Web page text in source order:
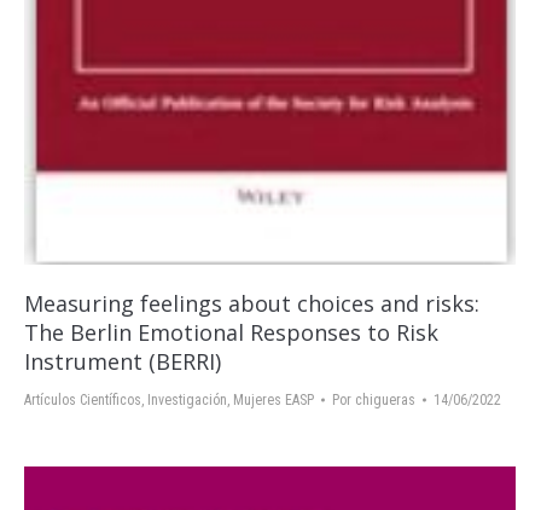
Measuring feelings about choices and risks:
The Berlin Emotional Responses to Risk
Instrument (BERRI)
Artículos Científicos, Investigación, Mujeres EASP Por chigueras 14/06/2022